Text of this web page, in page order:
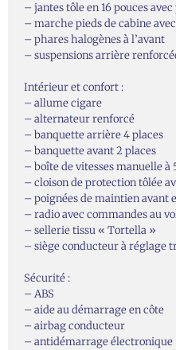
– jantes tôle en 16 pouces avec
– marche pieds de cabine
– phares halogènes à l’avant
– suspensions arrière
Intérieur et confort :
– allume cigare
– alternateur renforcé
– banquette arrière 4 places
– banquette avant 2 places
– boîte de vitesses manuelle à
– cloison de protection tôlée
– poignées de maintien avant
– radio avec commandes au
– sellerie tissu « Tortella »
– siège conducteur à réglage
Sécurité :
– ABS
– aide au démarrage en côte
– airbag conducteur
– antidémarrage électronique